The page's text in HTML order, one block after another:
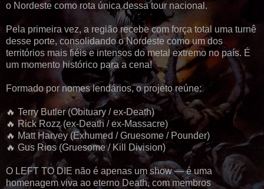
o Nordeste como rota única dessa tour nacional.
Pela primeira vez, a região recebe com força total uma turnê
desse porte, consolidando o Nordeste como um dos
territórios mais fiéis e intensos do metal extremo no país. É
um momento histórico para a cena!
Formado por nomes lendários, o projeto reúne:
🔥 Terry Butler (Obituary / ex-Death)
🔥 Rick Rozz (ex-Death / ex-Massacre)
🔥 Matt Harvey (Exhumed / Gruesome / Pounder)
🔥 Gus Rios (Gruesome / Kill Division)
O LEFT TO DIE não é apenas um show — é uma
homenagem viva ao eterno Death, com membros